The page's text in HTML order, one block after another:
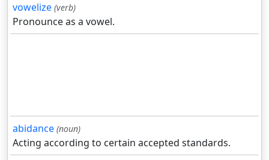
vowelize (verb)
Pronounce as a vowel.
abidance (noun)
Acting according to certain accepted standards.